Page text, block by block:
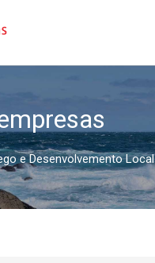
e Desenvolvemento Local